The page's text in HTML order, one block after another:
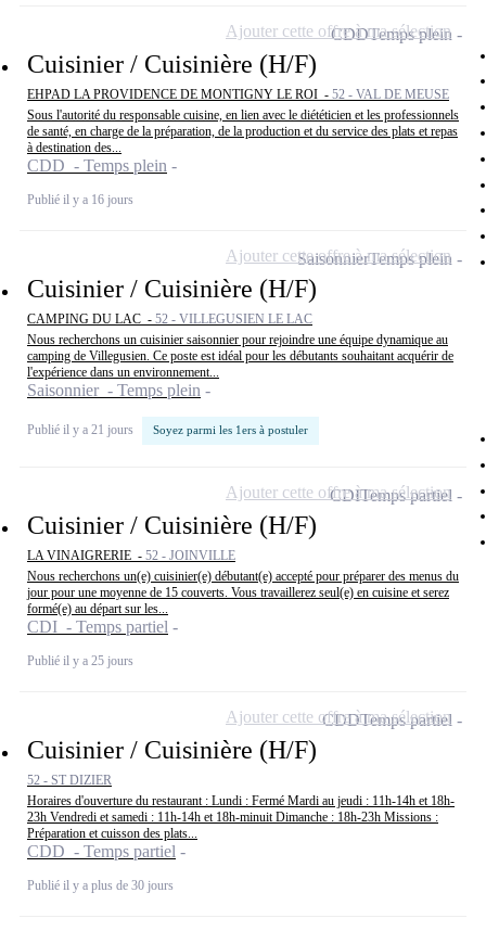
Cuisinier / Cuisinière (H/F)
EHPAD LA PROVIDENCE DE MONTIGNY LE ROI - 52 - VAL DE MEUSE
Sous l'autorité du responsable cuisine, en lien avec le diététicien et les professionnels
de santé, en charge de la préparation, de la production et du service des plats et repas
à destination des...
CDD - Temps plein
Publié il y a 16 jours
CDDTemps plein
Ajouter cette offre à ma sélection
Cuisinier / Cuisinière (H/F)
CAMPING DU LAC - 52 - VILLEGUSIEN LE LAC
Nous recherchons un cuisinier saisonnier pour rejoindre une équipe dynamique au
camping de Villegusien. Ce poste est idéal pour les débutants souhaitant acquérir de
l'expérience dans un environnement...
Saisonnier - Temps plein
Publié il y a 21 jours Soyez parmi les 1ers à postuler
SaisonnierTemps plein
Ajouter cette offre à ma sélection
Cuisinier / Cuisinière (H/F)
LA VINAIGRERIE - 52 - JOINVILLE
Nous recherchons un(e) cuisinier(e) débutant(e) accepté pour préparer des menus du
jour pour une moyenne de 15 couverts. Vous travaillerez seul(e) en cuisine et serez
formé(e) au départ sur les...
CDI - Temps partiel
Publié il y a 25 jours
CDITemps partiel
Ajouter cette offre à ma sélection
Cuisinier / Cuisinière (H/F)
52 - ST DIZIER
Horaires d'ouverture du restaurant : Lundi : Fermé Mardi au jeudi : 11h-14h et 18h-
23h Vendredi et samedi : 11h-14h et 18h-minuit Dimanche : 18h-23h Missions :
Préparation et cuisson des plats...
CDD - Temps partiel
Publié il y a plus de 30 jours
CDDTemps partiel
Ajouter cette offre à ma sélection